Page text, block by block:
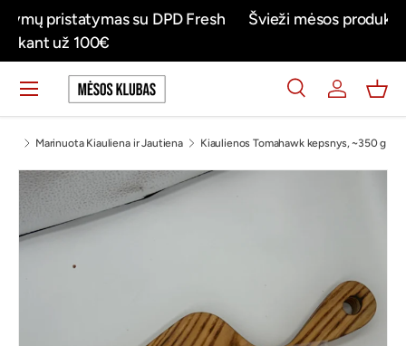
Praleisti turinį
Švieži mėsos produktai tiesiai į jūsų namus su DPD
Ieškoti
IeškotiPrisijungti
Meniu
Marinuota Kiauliena ir Jautiena Kiaulienos Tomahawk kepsnys, ~350 g